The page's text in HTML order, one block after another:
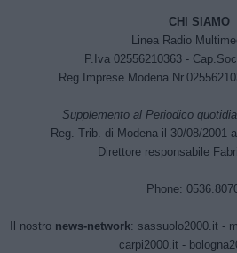
CHI SIAMO
Linea Radio
P.Iva 02556210363 -
Reg.Imprese Modena
Supplemento al Periodico
Reg. Trib. di Modena il 30/08/2001
Direttore responsabile
Phone:
Il nostro news-network: sassuolo2000.it -
carpi2000.it-